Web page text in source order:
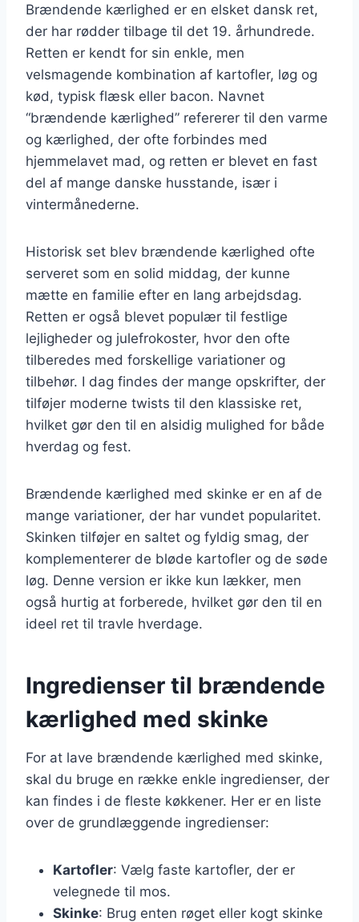
Brændende kærlighed er en elsket dansk ret,
der har rødder tilbage til det 19. århundrede.
Retten er kendt for sin enkle, men
velsmagende kombination af kartofler, løg og
kød, typisk flæsk eller bacon. Navnet
“brændende kærlighed” refererer til den varme
og kærlighed, der ofte forbindes med
hjemmelavet mad, og retten er blevet en fast
del af mange danske husstande, især i
vintermånederne.
Historisk set blev brændende kærlighed ofte
serveret som en solid middag, der kunne
mætte en familie efter en lang arbejdsdag.
Retten er også blevet populær til festlige
lejligheder og julefrokoster, hvor den ofte
tilberedes med forskellige variationer og
tilbehør. I dag findes der mange opskrifter, der
tilføjer moderne twists til den klassiske ret,
hvilket gør den til en alsidig mulighed for både
hverdag og fest.
Brændende kærlighed med skinke er en af de
mange variationer, der har vundet popularitet.
Skinken tilføjer en saltet og fyldig smag, der
komplementerer de bløde kartofler og de søde
løg. Denne version er ikke kun lækker, men
også hurtig at forberede, hvilket gør den til en
ideel ret til travle hverdage.
Ingredienser til brændende
kærlighed med skinke
For at lave brændende kærlighed med skinke,
skal du bruge en række enkle ingredienser, der
kan findes i de fleste køkkener. Her er en liste
over de grundlæggende ingredienser:
Kartofler: Vælg faste kartofler, der er
velegnede til mos.
Skinke: Brug enten røget eller kogt skinke